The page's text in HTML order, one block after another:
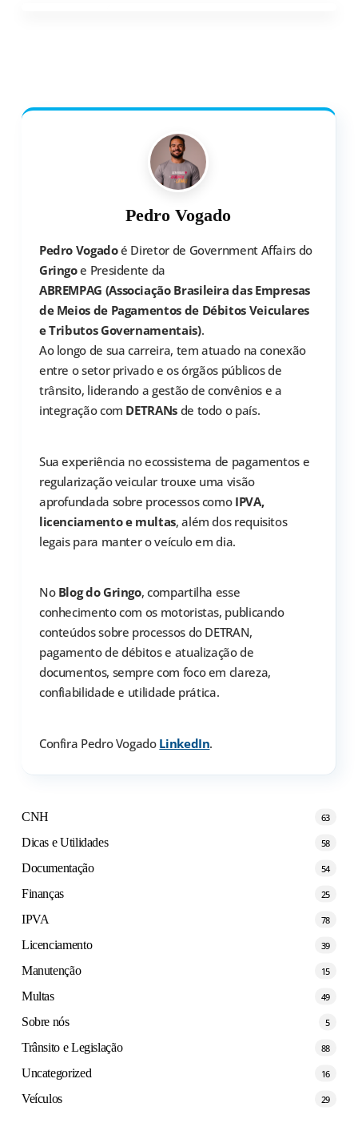
Pedro Vogado
Pedro Vogadoé Diretor de Government Affairs do
Gringoe Presidente da
ABREMPAG (Associação Brasileira das Empresas
de Meios de Pagamentos de Débitos Veiculares
e Tributos Governamentais).
Ao longo de sua carreira, tem atuado na conexão
entre o setor privado e os órgãos públicos de
trânsito, liderando a gestão de convênios e a
integração com DETRANsde todo o país.
Sua experiência no ecossistema de pagamentos e
regularização veicular trouxe uma visão
aprofundada sobre processos como IPVA,
licenciamento e multas, além dos requisitos
legais para manter o veículo em dia.
No Blog do Gringo, compartilha esse
conhecimento com os motoristas, publicando
conteúdos sobre processos do DETRAN,
pagamento de débitos e atualização de
documentos, sempre com foco em clareza,
confiabilidade e utilidade prática.
Confira Pedro Vogado LinkedIn.
CNH 63
Dicas e Utilidades 58
Documentação 54
Finanças 25
IPVA 78
Licenciamento 39
Manutenção 15
Multas 49
Sobre nós 5
Trânsito e Legislação 88
Uncategorized 16
Veículos 29